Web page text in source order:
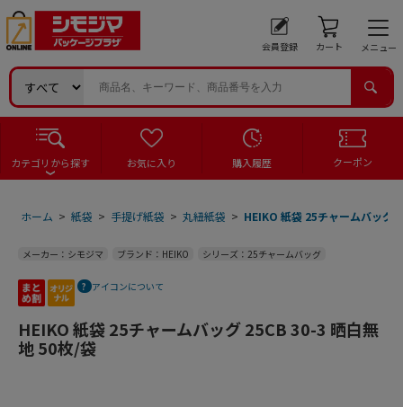
会員登録 カート メニュー
カテゴリから探す お気に入り 購入履歴 クーポン
ホーム > 紙袋 > 手提げ紙袋 > 丸紐紙袋 > HEIKO 紙袋 25チャームバッグ
メーカー：シモジマ ブランド：HEIKO シリーズ：25チャームバッグ
アイコンについて
HEIKO 紙袋 25チャームバッグ 25CB 30-3 晒白無
地 50枚/袋